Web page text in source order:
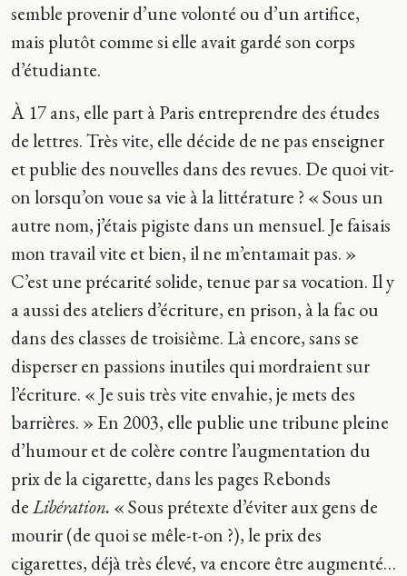
semble provenir d’une volonté ou d’un artifice,
mais plutôt comme si elle avait gardé son corps
d’étudiante.
À 17 ans, elle part à Paris entreprendre des études
de lettres. Très vite, elle décide de ne pas enseigner
et publie des nouvelles dans des revues. De quoi vit-
on lorsqu’on voue sa vie à la littérature ? « Sous un
autre nom, j’étais pigiste dans un mensuel. Je faisais
mon travail vite et bien, il ne m’entamait pas. »
C’est une précarité solide, tenue par sa vocation. Il y
a aussi des ateliers d’écriture, en prison, à la fac ou
dans des classes de troisième. Là encore, sans se
disperser en passions inutiles qui mordraient sur
l’écriture. « Je suis très vite envahie, je mets des
barrières. » En 2003, elle publie une tribune pleine
d’humour et de colère contre l’augmentation du
prix de la cigarette, dans les pages Rebonds
deLibération. « Sous prétexte d’éviter aux gens de
mourir (de quoi se mêle-t-on ?), le prix des
cigarettes, déjà très élevé, va encore être augmenté…